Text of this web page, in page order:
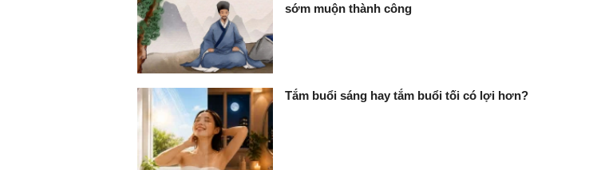
sớm muộn thành công
Tắm buổi sáng hay tắm buổi tối có lợi hơn?